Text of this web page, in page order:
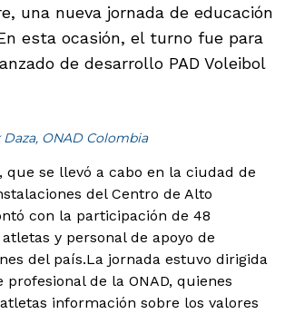
una nueva jornada de educación
esta ocasión, el turno fue para
de desarrollo PAD Voleibol
ONAD Colombia
que se llevó a cabo en la ciudad de
del Centro de Alto
con la participación de 48
y personal de apoyo de
del país.La jornada estuvo dirigida
profesional de la ONAD, quienes
información sobre los valores